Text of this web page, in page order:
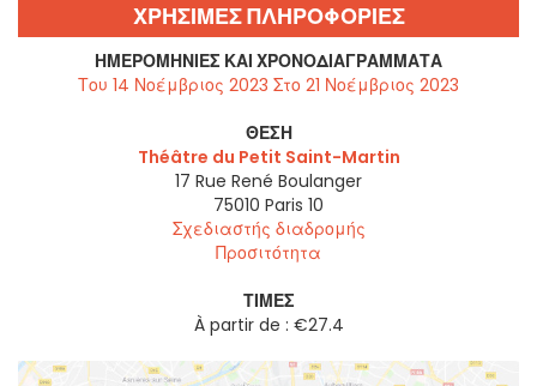
ΧΡΗΣΙΜΕΣ ΠΛΗΡΟΦΟΡΙΕΣ
ΗΜΕΡΟΜΗΝΊΕΣ ΚΑΙ ΧΡΟΝΟΔΙΑΓΡΆΜΜΑΤΑ
Του 14 Νοέμβριος 2023 Στο 21 Νοέμβριος 2023
ΘΈΣΗ
Théâtre du Petit Saint-Martin
17 Rue René Boulanger
75010 Paris 10
Σχεδιαστής διαδρομής
Προσιτότητα
ΤΙΜΈΣ
À partir de : €27.4